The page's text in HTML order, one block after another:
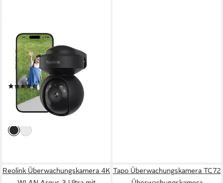
Überwachungskamera 4K
8MP PTZ Wi-Fi-6
(Außenbereich, Smarter
Erkennung,3X optischer
Zoom,Auto-Tracking, Farbige
Nachtsicht)
(4)
118,99 € UVP159,99 €
-26%
lieferbar - in 3-4 Werktagen bei dir
Reolink Überwachungskamera 4K Tapo Überwachungskamera TC72